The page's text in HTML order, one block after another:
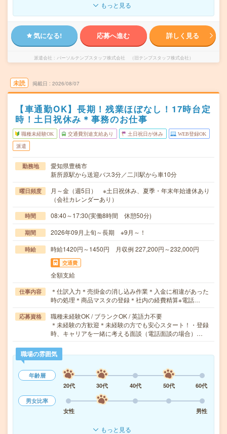
もっと見る
気になる! 応募へ進む 詳しく見る
派遣会社 パーソルテンプスタッフ株式会社 （旧テンプスタッフ株式会社）
未読 掲載日 2026/08/07
【車通勤OK】長期！残業ほぼなし！17時台定
時！土日祝休み＊事務のお仕事
職種未経験OK 交通費別途支給あり 土日祝日が休み WEB登録OK
派遣
勤務地
愛知県豊橋市
新所原駅から送迎バス3分／二川駅から車10分
曜日頻度
月～金（週5日） ※土日祝休み、夏季・年末年始連休あり
（会社カレンダーあり）
時間 08:40～17:30(実働8時間 休憩50分)
期間 2026年09月上旬～長期 ※9月～！
時給 時給1420円～1450円 月収例 227,200円～232,000円
交通費
全額支給
仕事内容
＊仕訳入力＊売掛金の消し込み作業＊入金に相違があった
時の処理＊商品マスタの登録＊社内の経費精算※電話…
応募資格
職種未経験OK / ブランクOK / 英語力不要
＊未経験の方歓迎＊未経験の方でも安心スタート！・登録
時、キャリアを一緒に考える面談（電話面談の場合）…
職場の雰囲気
年齢層
20代
30代 40代 50代
60代
男女比率
女性
男性
もっと見る